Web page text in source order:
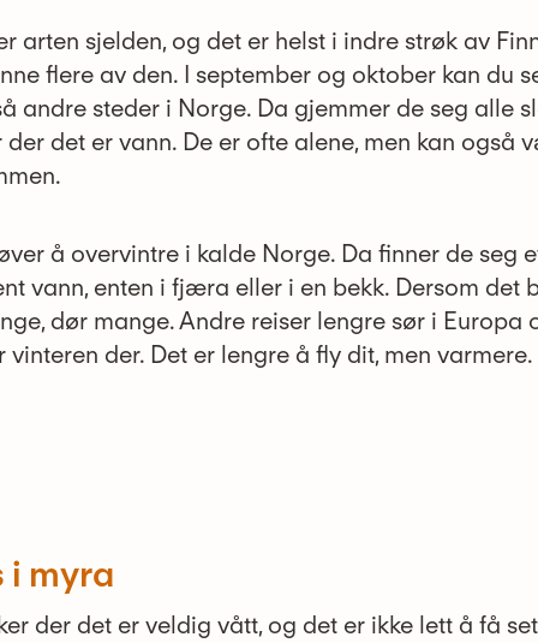
arten sjelden, og det er helst i indre strøk av
flere av den. I september og oktober kan du
andre steder i Norge. Da gjemmer de seg alle
det er vann. De er ofte alene, men kan også
å overvintre i kalde Norge. Da finner de seg
vann, enten i fjæra eller i en bekk. Dersom det
dør mange. Andre reiser lengre sør i Europa
vinteren der. Det er lengre å fly dit, men varmere.
i myra
der det er veldig vått, og det er ikke lett å få